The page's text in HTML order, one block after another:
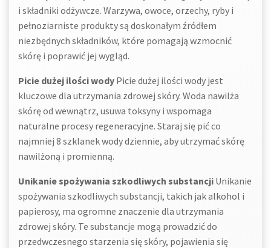
i składniki odżywcze. Warzywa, owoce, orzechy, ryby i
pełnoziarniste produkty są doskonałym źródłem
niezbędnych składników, które pomagają wzmocnić
skórę i poprawić jej wygląd.
Picie dużej ilości wody Picie dużej ilości wody jest
kluczowe dla utrzymania zdrowej skóry. Woda nawilża
skórę od wewnątrz, usuwa toksyny i wspomaga
naturalne procesy regeneracyjne. Staraj się pić co
najmniej 8 szklanek wody dziennie, aby utrzymać skórę
nawilżoną i promienną.
Unikanie spożywania szkodliwych substancji Unikanie
spożywania szkodliwych substancji, takich jak alkohol i
papierosy, ma ogromne znaczenie dla utrzymania
zdrowej skóry. Te substancje mogą prowadzić do
przedwczesnego starzenia się skóry, pojawienia się